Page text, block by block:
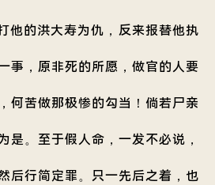
他的洪大寿为仇，反来报替他执
事，原非死的所愿，做官的人要
何苦做那极惨的勾当！倘若尸亲
是。至于假人命，一发不必说，
后行简定罪。只一先后之着，也